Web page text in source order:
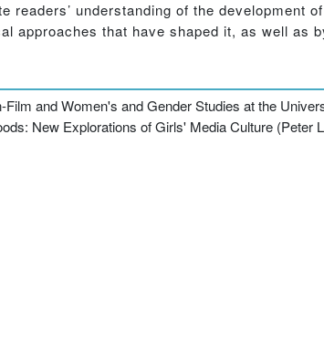
understanding of the development
approaches that have shaped it, as well as
and Women's and Gender Studies at the
New Explorations of Girls' Media Culture (Peter